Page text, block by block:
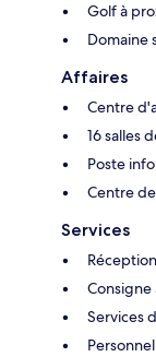
Golf à
Domaine
Affaires
Centre
16 salles
Poste
Centre
Services
Consigne
Services